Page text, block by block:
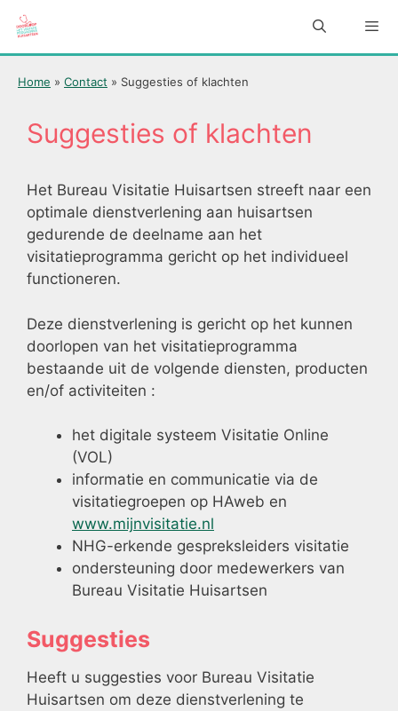
naar
de
inhoud
Home » Contact » Suggesties of klachten
Suggesties of klachten
Het Bureau Visitatie Huisartsen streeft naar een
optimale dienstverlening aan huisartsen
gedurende de deelname aan het
visitatieprogramma gericht op het individueel
functioneren.
Deze dienstverlening is gericht op het kunnen
doorlopen van het visitatieprogramma
bestaande uit de volgende diensten, producten
en/of activiteiten :
het digitale systeem Visitatie Online
(VOL)
informatie en communicatie via de
visitatiegroepen op HAweb en
www.mijnvisitatie.nl
NHG-erkende gespreksleiders visitatie
ondersteuning door medewerkers van
Bureau Visitatie Huisartsen
Suggesties
Heeft u suggesties voor Bureau Visitatie
Huisartsen om deze dienstverlening te